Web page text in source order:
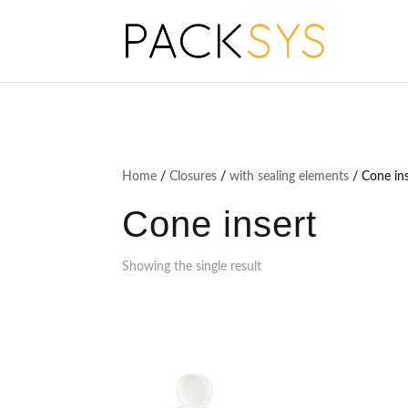
Home /Closures /with sealing elements / Cone
Cone insert
Showing the single result